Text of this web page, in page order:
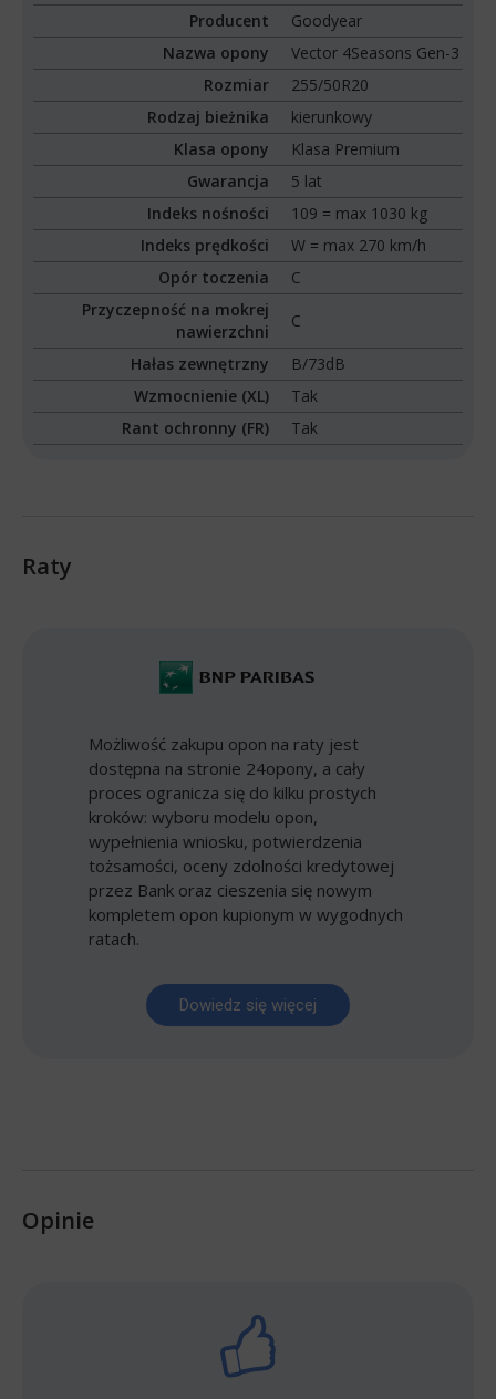
Producent
Goodyear
Nazwa opony
Vector 4Seasons Gen-3
Rozmiar
255/50R20
Rodzaj bieżnika
kierunkowy
Klasa opony
Klasa Premium
Gwarancja
5 lat
Indeks nośności
109 = max 1030 kg
Indeks prędkości
W = max 270 km/h
Opór toczenia
C
Przyczepność na mokrej
nawierzchni
C
Hałas zewnętrzny
B/73dB
Wzmocnienie (XL)
Tak
Rant ochronny (FR)
Tak
Raty
Możliwość zakupu opon na raty jest
dostępna na stronie 24opony, a cały
proces ogranicza się do kilku prostych
kroków: wyboru modelu opon,
wypełnienia wniosku, potwierdzenia
tożsamości, oceny zdolności kredytowej
przez Bank oraz cieszenia się nowym
kompletem opon kupionym w wygodnych
ratach.
Dowiedz się więcej
Opinie